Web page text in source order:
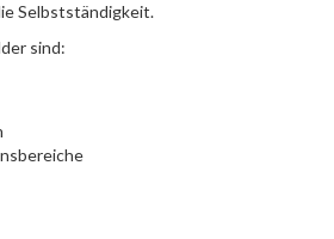
Selbstständigkeit.
sind: